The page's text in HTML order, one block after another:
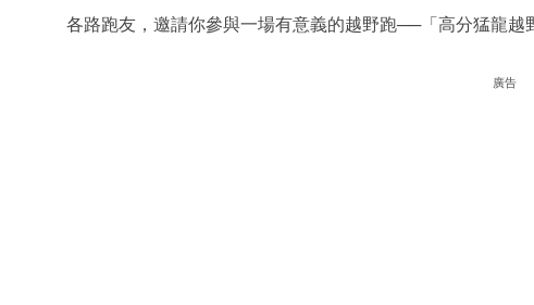
各路跑友，邀請你參與一場有意義的越野跑──「高分猛龍越
廣告